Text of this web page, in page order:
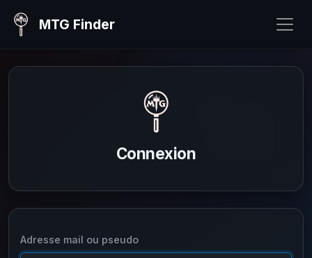
MTG Finder
Connexion
Adresse mail ou pseudo